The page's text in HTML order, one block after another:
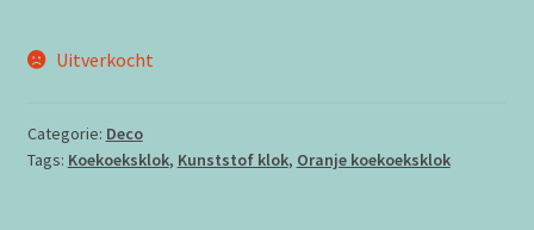
Uitverkocht
Categorie: Deco
Tags: Koekoeksklok, Kunststof klok, Oranje koekoeksklok